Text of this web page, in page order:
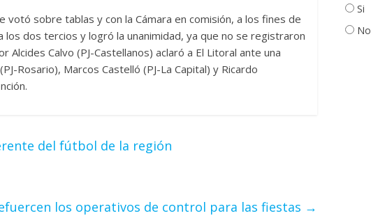
sobre tablas y con la Cámara en comisión, a los fines de
dos tercios y logró la unanimidad, ya que no se registraron
Calvo (PJ-Castellanos) aclaró a El Litoral ante una
Rosario), Marcos Castelló (PJ-La Capital) y Ricardo
del fútbol de la región
los operativos de control para las fiestas →
Si
No